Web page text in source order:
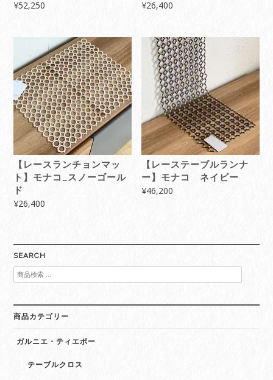
¥52,250 ¥26,400
【レースランチョンマッ
ト】モナコ_スノーゴール
ド
¥26,400
【レーステーブルランナ
ー】モナコ ネイビー
¥46,200
SEARCH
検
索
象:
商品カテゴリー
ガルニエ・ティエボー
テーブルクロス